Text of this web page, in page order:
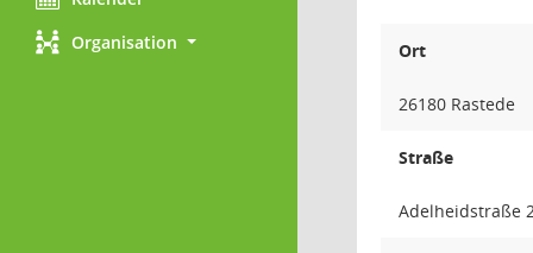
Organisation
Ort
26180 Rastede
Straße
Adelheidstraße